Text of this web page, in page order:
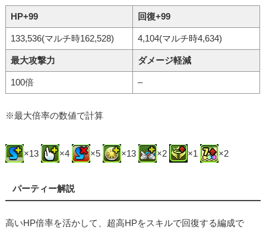
HP+99 回復+99
133,536(マルチ時162,528) 4,104(マルチ時4,634)
最大攻撃力 ダメージ軽減
100倍 –
※最大倍率の数値で計算
×13 ×4 ×5 ×13 ×2 ×1 ×2
パーティー解説
高いHP倍率を活かして、超高HPをスキルで回復する編成で